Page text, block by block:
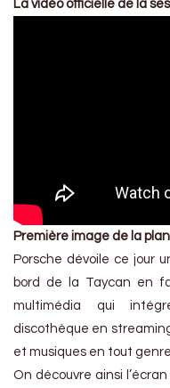
La vidéo officielle de la
Première image de la
Porsche dévoile ce jour
bord de la Taycan en
multimédia qui
discothèque en
et musiques en tout
On découvre ainsi